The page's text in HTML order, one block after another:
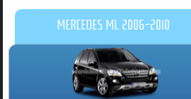
MERCEDES ML 2006-2010